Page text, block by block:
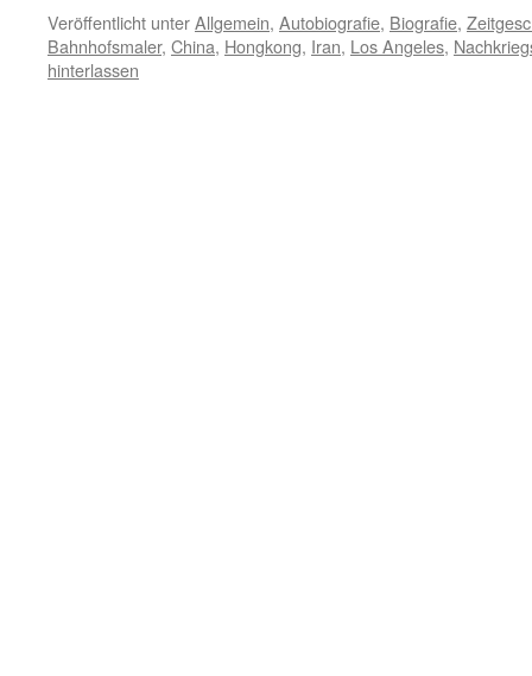
Veröffentlicht unterAllgemein, Autobiografie, Biografie,
Bahnhofsmaler, China, Hongkong, Iran, Los Angeles,
hinterlassen